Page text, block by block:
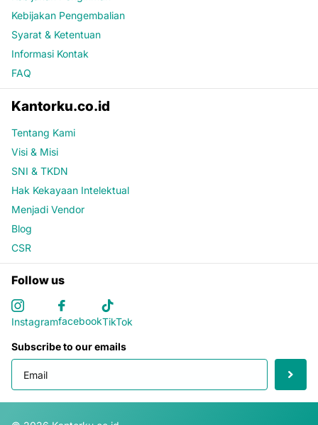
Kebijakan Pengembalian
Syarat & Ketentuan
Informasi Kontak
FAQ
Kantorku.co.id
Tentang Kami
Visi & Misi
SNI & TKDN
Hak Kekayaan Intelektual
Menjadi Vendor
Blog
CSR
Follow us
InstagramfacebookTikTok
Subscribe to our emails